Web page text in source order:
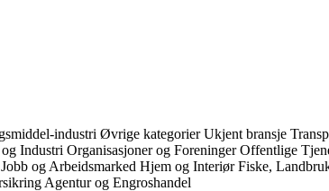
industri Øvrige kategorierUkjent bransje
Industri Organisasjoner og ForeningerOffentlige
Jobb og Arbeidsmarked Hjem og InteriørFiske,
Agentur og Engroshandel